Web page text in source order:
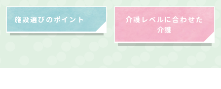
施設選びのポイント
介護レベルに合わせた
介護